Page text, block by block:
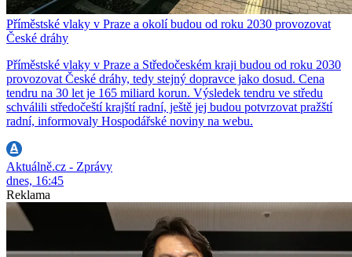
Příměstské vlaky v Praze a okolí budou od roku 2030 provozovat
České dráhy
Příměstské vlaky v Praze a Středočeském kraji budou od roku 2030
provozovat České dráhy, tedy stejný dopravce jako dosud. Cena
tendru na 30 let je 165 miliard korun. Výsledek tendru ve středu
schválili středočeští krajští radní, ještě jej budou potvrzovat pražští
radní, informovaly Hospodářské noviny na webu.
Aktuálně.cz - Zprávy
dnes, 16:45
Reklama